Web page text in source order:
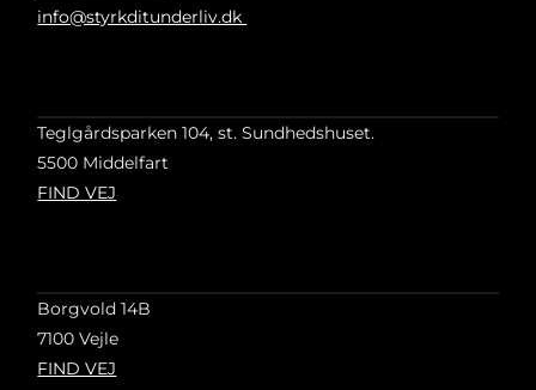
info@styrkditunderliv.dk
Teglgårdsparken 104, st. Sundhedshuset.
5500 Middelfart
FIND VEJ
Borgvold 14B
7100 Vejle
FIND VEJ